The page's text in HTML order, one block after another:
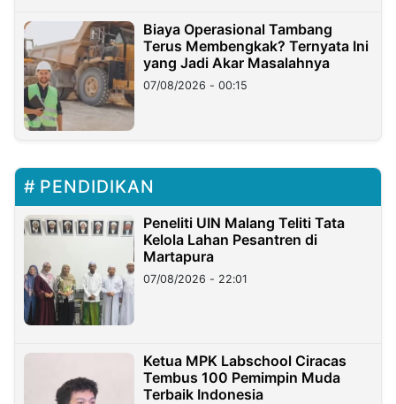
Biaya Operasional Tambang
Terus Membengkak? Ternyata Ini
yang Jadi Akar Masalahnya
07/08/2026 - 00:15
PENDIDIKAN
Peneliti UIN Malang Teliti Tata
Kelola Lahan Pesantren di
Martapura
07/08/2026 - 22:01
Ketua MPK Labschool Ciracas
Tembus 100 Pemimpin Muda
Terbaik Indonesia